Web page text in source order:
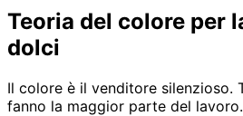
Teoria del colore per
dolci
Il colore è il venditore silenzioso.
fanno la maggior parte del lavoro.